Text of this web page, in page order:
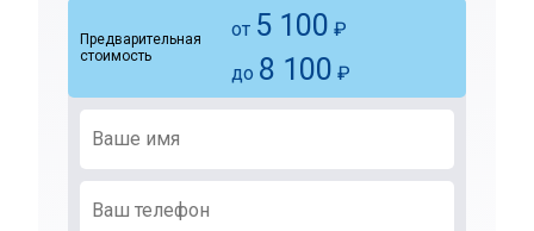
Предварительная
стоимость
от 5 100 ₽
до 8 100 ₽